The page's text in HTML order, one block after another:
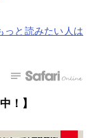
っと読みたい人は
！】